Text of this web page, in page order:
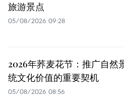
旅游景点
05/08/2026 09:28
2026年荞麦花节：推广自然
统文化价值的重要契机
05/08/2026 08:56